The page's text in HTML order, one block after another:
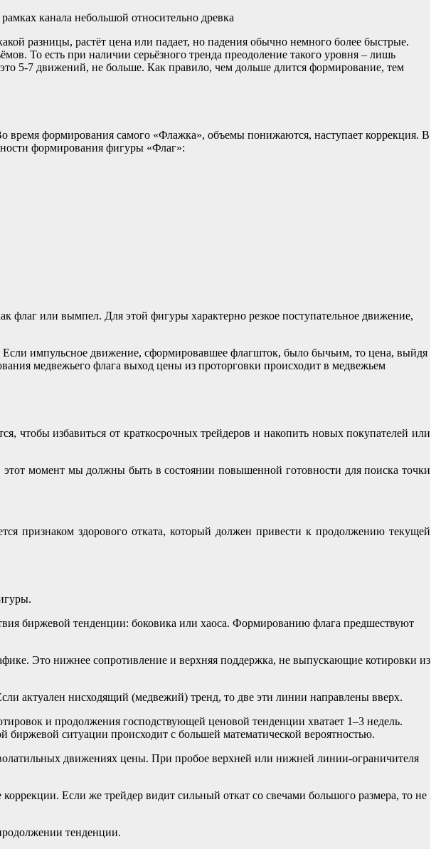
канала небольшой относительно древка
разницы, растёт цена или падает, но падения обычно немного более быстрые.
То есть при наличии серьёзного тренда преодоление такого уровня – лишь
5-7 движений, не больше. Как правило, чем дольше длится формирование, тем
формирования самого «Флажка», объемы понижаются, наступает коррекция. В
формирования фигуры «Флаг»:
флаг или вымпел. Для этой фигуры характерно резкое поступательное движение,
Если импульсное движение, сформировавшее флагшток, было бычьим, то цена, выйдя
медвежьего флага выход цены из проторговки происходит в медвежьем
чтобы избавиться от краткосрочных трейдеров и накопить новых покупателей или
момент мы должны быть в состоянии повышенной готовности для поиска точки
признаком здорового отката, который должен привести к продолжению текущей
биржевой тенденции: боковика или хаоса. Формированию флага предшествуют
Это нижнее сопротивление и верхняя поддержка, не выпускающие котировки из
актуален нисходящий (медвежий) тренд, то две эти линии направлены вверх.
и продолжения господствующей ценовой тенденции хватает 1–3 недель.
ситуации происходит с большей математической вероятностью.
движениях цены. При пробое верхней или нижней линии-ограничителя
Если же трейдер видит сильный откат со свечами большого размера, то не
тенденции.